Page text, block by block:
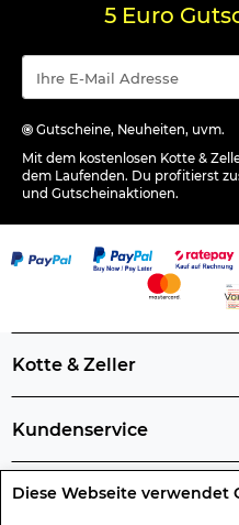
Diese Webseite verwendet
5 Euro
Gutscheine, Neuheiten, uvm.
Mit dem kostenlosen Kotte &
dem Laufenden. Du profitierst
und Gutscheinaktionen.
Kotte & Zeller
Kundenservice
Rechtliche Artikelinfos